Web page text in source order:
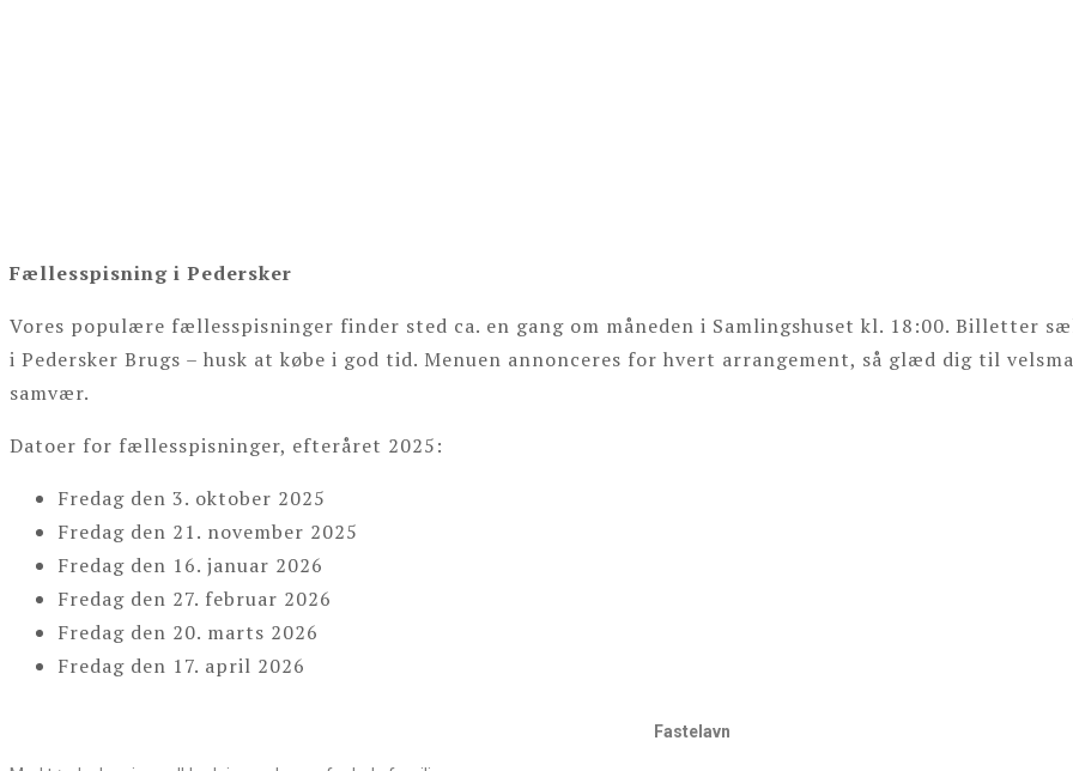
Fællesspisning i Pedersker
Vores populære fællesspisninger finder sted ca. en gang om måneden i Samlingshuset kl. 18:00. Billetter
i Pedersker Brugs – husk at købe i god tid. Menuen annonceres for hvert arrangement, så glæd dig til
samvær.
Datoer for fællesspisninger, efteråret 2025:
Fredag den 3. oktober 2025
Fredag den 21. november 2025
Fredag den 16. januar 2026
Fredag den 27. februar 2026
Fredag den 20. marts 2026
Fredag den 17. april 2026
Fastelavn